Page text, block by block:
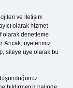
ve İletişim
olarak hizmet
olarak denetleme
Ancak, üyelerimiz
siteye üye olarak bu